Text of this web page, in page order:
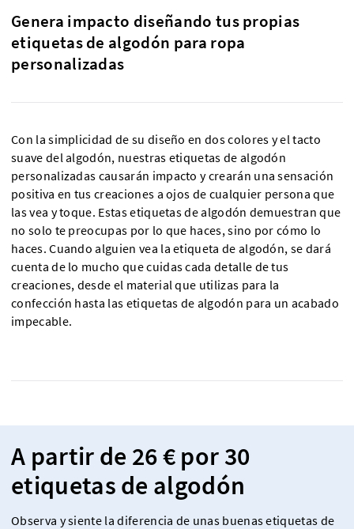
Genera impacto diseñando tus propias
etiquetas de algodón para ropa
personalizadas
Con la simplicidad de su diseño en dos colores y el tacto
suave del algodón, nuestras etiquetas de algodón
personalizadas causarán impacto y crearán una sensación
positiva en tus creaciones a ojos de cualquier persona que
las vea y toque. Estas etiquetas de algodón demuestran que
no solo te preocupas por lo que haces, sino por cómo lo
haces. Cuando alguien vea la etiqueta de algodón, se dará
cuenta de lo mucho que cuidas cada detalle de tus
creaciones, desde el material que utilizas para la
confección hasta las etiquetas de algodón para un acabado
impecable.
A partir de 26 € por 30
etiquetas de algodón
Observa y siente la diferencia de unas buenas etiquetas de